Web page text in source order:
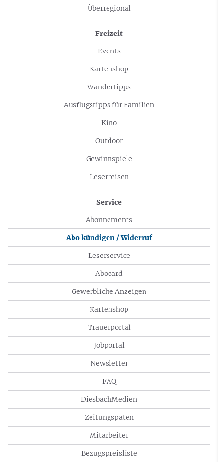
Überregional
Freizeit
Events
Kartenshop
Wandertipps
Ausflugstipps für Familien
Kino
Outdoor
Gewinnspiele
Leserreisen
Service
Abonnements
Abo kündigen / Widerruf
Leserservice
Abocard
Gewerbliche Anzeigen
Kartenshop
Trauerportal
Jobportal
Newsletter
FAQ
DiesbachMedien
Zeitungspaten
Mitarbeiter
Bezugspreisliste